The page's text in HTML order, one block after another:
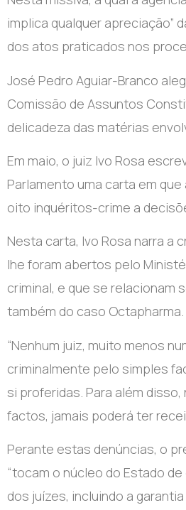
implica qualquer apreciação”
dos atos praticados nos
José Pedro Aguiar-Branco
Comissão de Assuntos
delicadeza das matérias
Em maio, o juiz Ivo Rosa
Parlamento uma carta em
oito inquéritos-crime a
Nesta carta, Ivo Rosa narra
lhe foram abertos pelo
criminal, e que se relacionam
também do caso Octapharma.
“Nenhum juiz, muito menos
criminalmente pelo simples
si proferidas. Para além
factos, jamais poderá ter
Perante estas denúncias, o
“tocam o núcleo do Estado
dos juízes, incluindo a